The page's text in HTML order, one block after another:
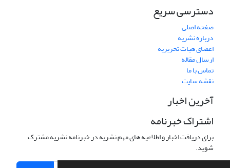
دسترسی سریع
صفحه اصلی
درباره نشریه
اعضای هیات تحریریه
ارسال مقاله
تماس با ما
نقشه سایت
آخرین اخبار
اشتراک خبرنامه
برای دریافت اخبار و اطلاعیه های مهم نشریه در خبرنامه نشریه مشترک
شوید.